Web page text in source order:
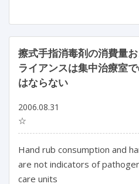
擦式手指消毒剤の消費量
ライアンスは集中治療室
はならない
2006.08.31
☆
Hand rub consumption and
are not indicators of
care units